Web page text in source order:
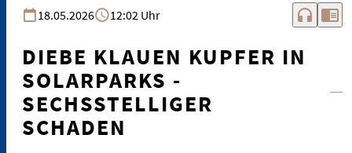
18.05.2026
12:02 Uhr headphones chrome_reader_mode
DIEBE KLAUEN KUPFER IN
SOLARPARKS -
SECHSSTELLIGER
SCHADEN